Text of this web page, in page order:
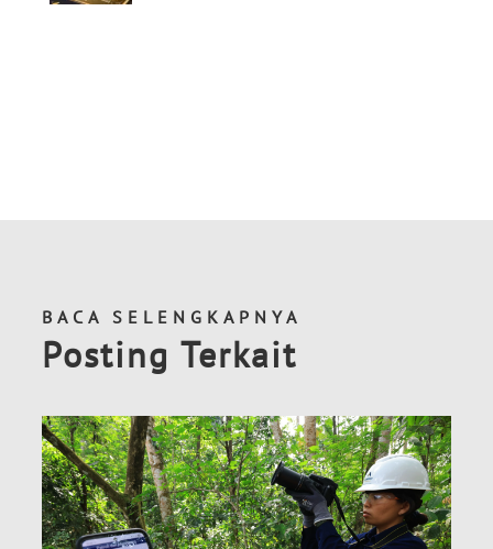
BACA SELENGKAPNYA
Posting Terkait